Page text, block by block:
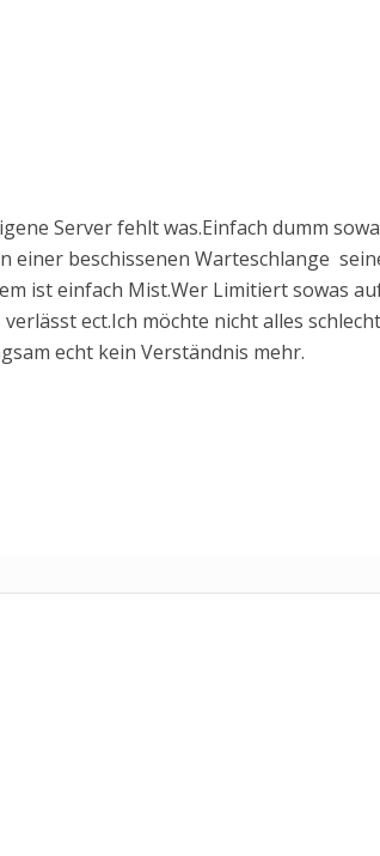
Server fehlt was.Einfach dumm
einer beschissenen Warteschlange
ist einfach Mist.Wer Limitiert sowas
ect.Ich möchte nicht alles schlecht
echt kein Verständnis mehr.